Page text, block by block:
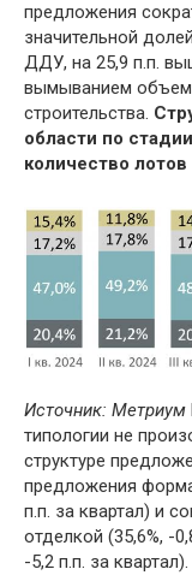
предложения
значительной
ДДУ, на 25,9 п.п.
вымыванием
строительства.
области по
количество лотов
Источник: Метриум
типологии не
структуре
предложения
п.п. за квартал) и
отделкой (35,6%, -
-5,2 п.п. за квартал).